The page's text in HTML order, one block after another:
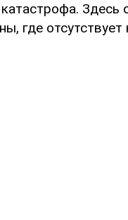
Здесь
где отсутствует